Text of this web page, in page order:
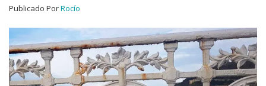
Publicado PorRocío